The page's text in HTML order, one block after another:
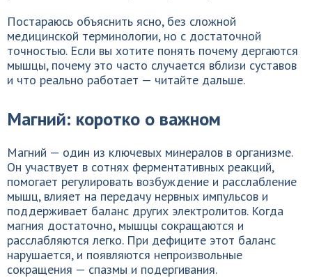
Постараюсь объяснить ясно, без сложной
медицинской терминологии, но с достаточной
точностью. Если вы хотите понять почему дергаются
мышцы, почему это часто случается вблизи суставов
и что реально работает — читайте дальше.
Магний: коротко о важном
Магний — один из ключевых минералов в организме.
Он участвует в сотнях ферментативных реакций,
помогает регулировать возбуждение и расслабление
мышц, влияет на передачу нервных импульсов и
поддерживает баланс других электролитов. Когда
магния достаточно, мышцы сокращаются и
расслабляются легко. При дефиците этот баланс
нарушается, и появляются непроизвольные
сокращения — спазмы и подергивания.